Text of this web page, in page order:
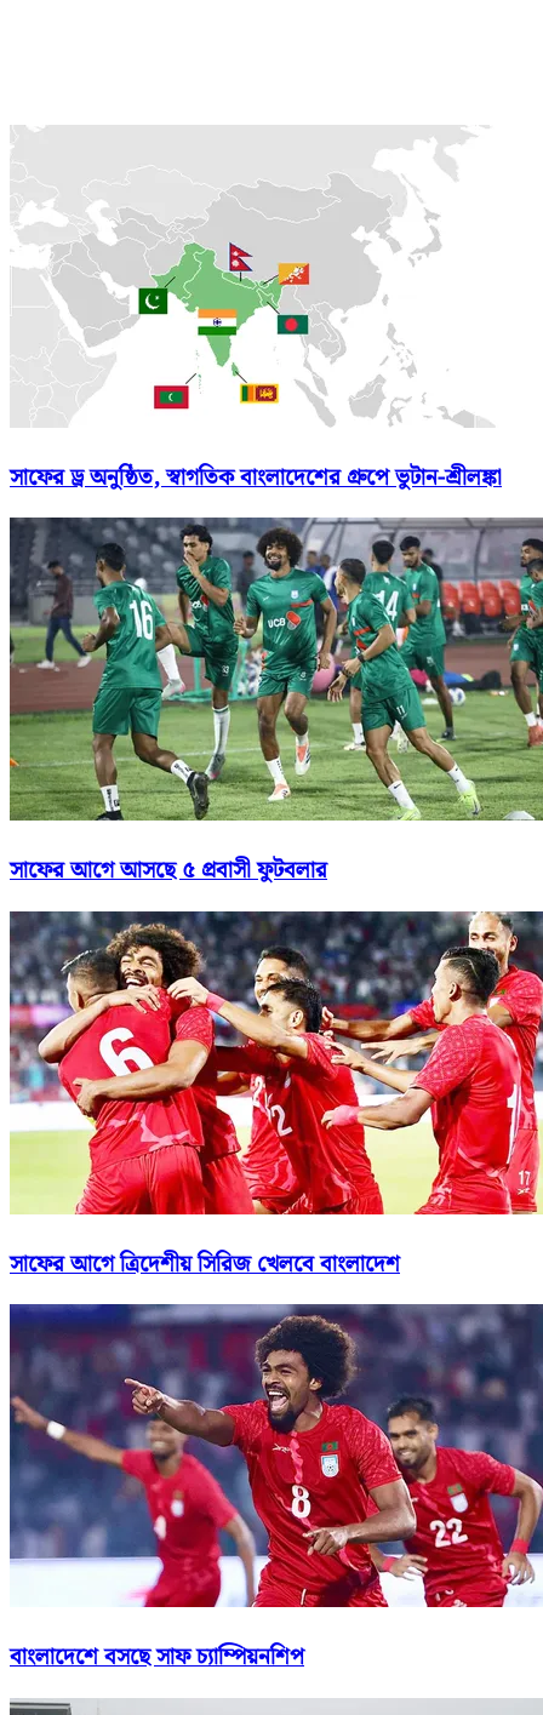
সাফের ড্র অনুষ্ঠিত, স্বাগতিক বাংলাদেশের গ্রুপে ভুটান-শ্রীলঙ্কা
সাফের আগে আসছে ৫ প্রবাসী ফুটবলার
সাফের আগে ত্রিদেশীয় সিরিজ খেলবে বাংলাদেশ
বাংলাদেশে বসছে সাফ চ্যাম্পিয়নশিপ